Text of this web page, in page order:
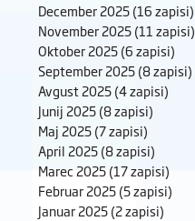
December 2025(16 zapisi)
November 2025(11 zapisi)
Oktober 2025(6 zapisi)
September 2025(8 zapisi)
Avgust 2025(4 zapisi)
Junij 2025(8 zapisi)
Maj 2025(7 zapisi)
April 2025(8 zapisi)
Marec 2025(17 zapisi)
Februar 2025(5 zapisi)
Januar 2025(2 zapisi)